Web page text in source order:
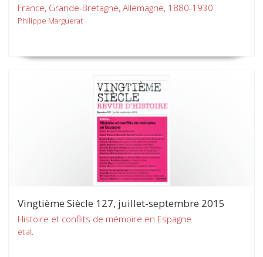
France, Grande-Bretagne, Allemagne, 1880-1930
Philippe Marguerat
Vingtième Siècle 127, juillet-septembre 2015
Histoire et conflits de mémoire en Espagne
et al.